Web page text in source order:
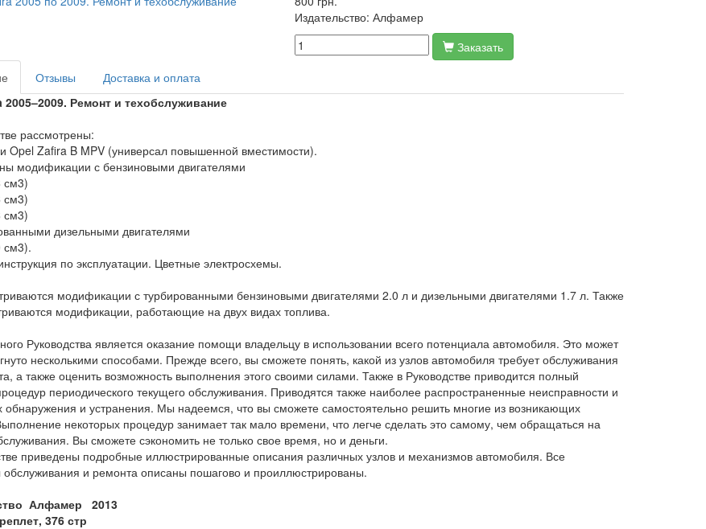
Издательство: Алфамер
Заказать
Отзывы
Доставка и оплата
2005–2009. Ремонт и техобслуживание
рассмотрены:
Opel Zafira B MPV (универсал повышенной вместимости).
модификации с бензиновыми двигателями
см3)
см3)
см3)
дизельными двигателями
см3).
по эксплуатации. Цветные электросхемы.
модификации с турбированными бензиновыми двигателями 2.0 л и дизельными двигателями 1.7 л. Также
модификации, работающие на двух видах топлива.
Руководства является оказание помощи владельцу в использовании всего потенциала автомобиля. Это может
несколькими способами. Прежде всего, вы сможете понять, какой из узлов автомобиля требует обслуживания
а также оценить возможность выполнения этого своими силами. Также в Руководстве приводится полный
периодического текущего обслуживания. Приводятся также наиболее распространенные неисправности и
обнаружения и устранения. Мы надеемся, что вы сможете самостоятельно решить многие из возникающих
некоторых процедур занимает так мало времени, что легче сделать это самому, чем обращаться на
Вы сможете сэкономить не только свое время, но и деньги.
приведены подробные иллюстрированные описания различных узлов и механизмов автомобиля. Все
и ремонта описаны пошагово и проиллюстрированы.
Алфамер 2013
376 стр